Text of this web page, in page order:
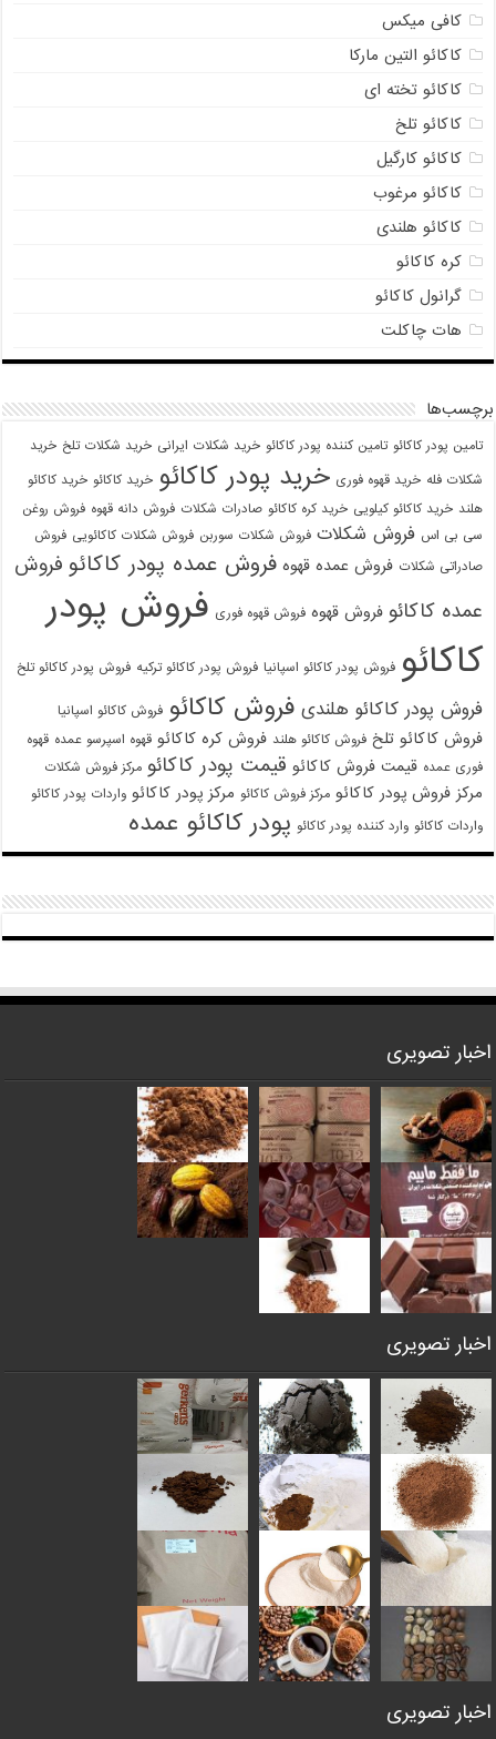
کافی میکس
کاکائو التین مارکا
کاکائو تخته ای
کاکائو تلخ
کاکائو کارگیل
کاکائو مرغوب
کاکائو هلندی
کره کاکائو
گرانول کاکائو
هات چاکلت
برچسب‌ها
تامین پودر کاکائو تامین کننده پودر کاکائو خرید شکلات ایرانی خرید شکلات تلخ خرید
شکلات فله خرید قهوه فوری خرید پودر کاکائو خرید کاکائو خرید کاکائو
هلند خرید کاکائو کیلویی خرید کره کاکائو صادرات شکلات فروش دانه قهوه فروش روغن
سی بی اس فروش شکلات فروش شکلات سوربن فروش شکلات کاکائویی فروش
صادراتی شکلات فروش عمده قهوه فروش عمده پودر کاکائو فروش
عمده کاکائو فروش قهوه فروش قهوه فوری فروش پودر
کاکائو فروش پودر کاکائو اسپانیا فروش پودر کاکائو ترکیه فروش پودر کاکائو تلخ
فروش پودر کاکائو هلندی فروش کاکائو فروش کاکائو اسپانیا
فروش کاکائو تلخ فروش کاکائو هلند فروش کره کاکائو قهوه اسپرسو عمده قهوه
فوری عمده قیمت فروش کاکائو قیمت پودر کاکائو مرکز فروش شکلات
مرکز فروش پودر کاکائو مرکز فروش کاکائو مرکز پودر کاکائو واردات پودر کاکائو
واردات کاکائو وارد کننده پودر کاکائو پودر کاکائو عمده
اخبار تصویری
اخبار تصویری
اخبار تصویری